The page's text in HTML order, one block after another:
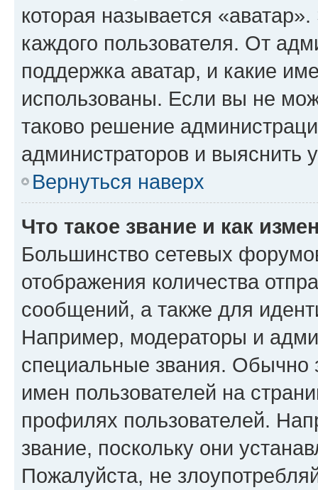
которая называется
каждого пользователя. От
поддержка аватар, и какие
использованы. Если вы не
таково решение
администраторов и выяснить
Вернуться наверх
Что такое звание и как
Большинство сетевых
отображения количества
сообщений, а также для
Например, модераторы и
специальные звания. Обычно
имен пользователей на
профилях пользователей.
звание, поскольку они
Пожалуйста, не